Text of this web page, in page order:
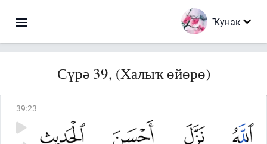
Ҡунак
Сүрә 39, (Халыҡ өйөрө)
39:23